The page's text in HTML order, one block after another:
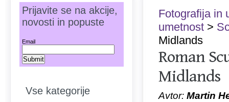
Fotografija in
umetnost >
Midlands
Roman
Midlands
Avtor: Martin
Prijavite se na akcije,
novosti in popuste
Email
Vse kategorije